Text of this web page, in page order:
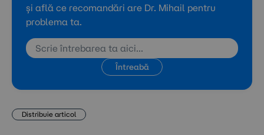
și află ce recomandări are Dr. Mihail pentru
problema ta.
Întreabă
Distribuie articol